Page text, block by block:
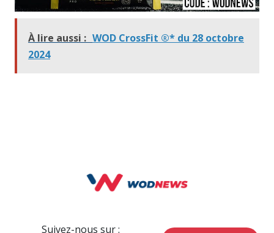
À lire aussi : WOD CrossFit ®* du 28 octobre
2024
Suivez-nous sur :